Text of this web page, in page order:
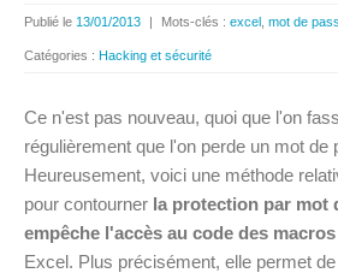
Publié le 13/01/2013 | Mots-clés : excel mot de
Catégories : Hacking et sécurité
Ce n'est pas nouveau, quoi que l'on
régulièrement que l'on perde un mot de
Heureusement, voici une méthode
pour contourner la protection par mot
empêche l'accès au code des
Excel. Plus précisément, elle permet